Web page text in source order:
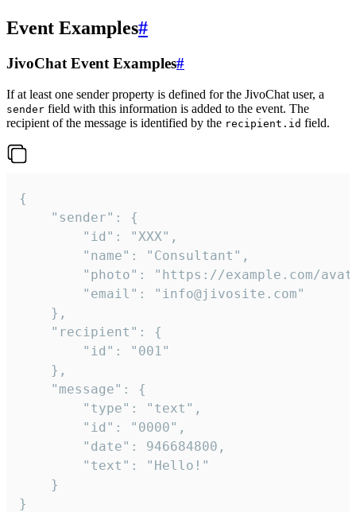
Event Examples#
JivoChat Event Examples#
If at least one sender property is defined for the JivoChat user, a
sender field with this information is added to the event. The
recipient of the message is identified by the recipient.id field.
{
}